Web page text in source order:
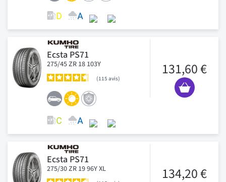
Ecsta PS71
275/45 ZR 18 103Y
115 avis
131,60 €
Ecsta PS71
275/30 ZR 19 96Y XL 134,20 €